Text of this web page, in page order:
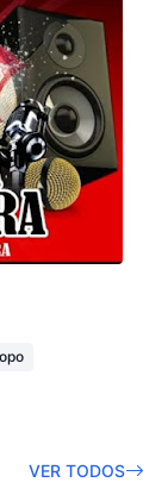
VER TODOS